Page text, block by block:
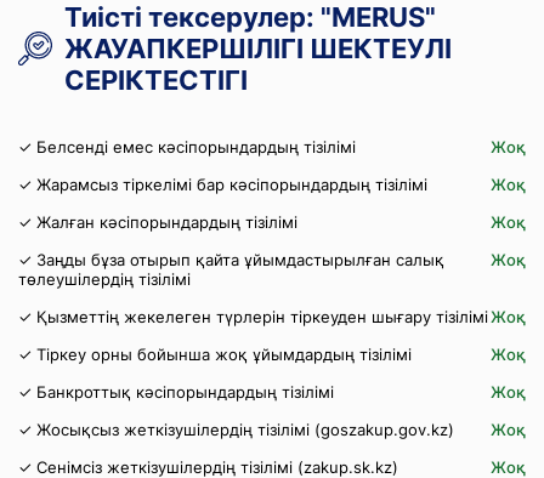
Тиісті тексерулер: "MERUS"
ЖАУАПКЕРШІЛІГІ ШЕКТЕУЛІ
СЕРІКТЕСТІГІ
✓ Белсенді емес кәсіпорындардың тізілімі
Жоқ
✓ Жарамсыз тіркелімі бар кәсіпорындардың тізілімі
Жоқ
✓ Жалған кәсіпорындардың тізілімі
Жоқ
✓ Заңды бұза отырып қайта ұйымдастырылған салық
төлеушілердің тізілімі
Жоқ
✓ Қызметтің жекелеген түрлерін тіркеуден шығару тізіліміЖоқ
✓ Тіркеу орны бойынша жоқ ұйымдардың тізілімі
Жоқ
✓ Банкроттық кәсіпорындардың тізілімі
Жоқ
✓ Жосықсыз жеткізушілердің тізілімі (goszakup.gov.kz)
Жоқ
✓ Сенімсіз жеткізушілердің тізілімі (zakup.sk.kz)
Жоқ